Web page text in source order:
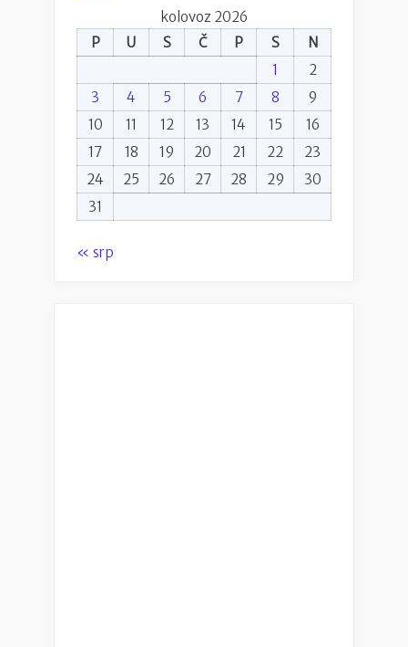
kolovoz 2026
P
U S Č P S
N
1
2
3
4 5 6 7 8
9
10
11 12 13 14 15
16
17
18 19 20 21 22
23
24
25 26 27 28 29
30
31
« srp